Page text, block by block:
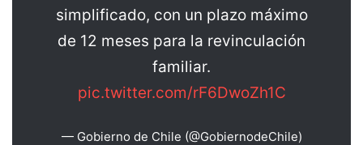
simplificado, con un plazo máximo
de 12 meses para la revinculación
familiar.
pic.twitter.com/rF6DwoZh1C
— Gobierno de Chile (@GobiernodeChile)